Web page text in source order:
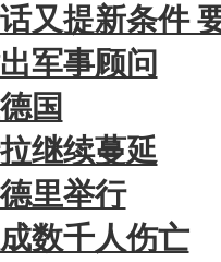
又提新条件
军事顾问
国
继续蔓延
里举行
数千人伤亡